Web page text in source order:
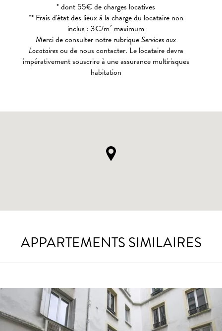
* dont 55€ de charges locatives
** Frais d'état des lieux à la charge du locataire non
inclus : 3€/m² maximum
Merci de consulter notre rubriqueServices aux
Locatairesou de nous contacter. Le locataire devra
impérativement souscrire à une assurance multirisques
habitation
APPARTEMENTS SIMILAIRES